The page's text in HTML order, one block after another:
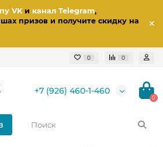
VKи канал Telegram,
призов и получите скидку на
0 0
+7 (926) 460-1-460
0